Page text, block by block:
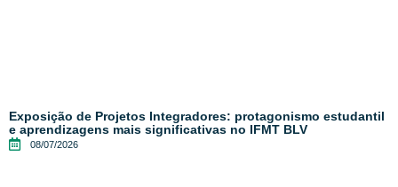
Exposição de Projetos Integradores: protagonismo estudantil
e aprendizagens mais significativas no IFMT BLV
08/07/2026